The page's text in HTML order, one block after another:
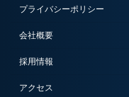
プライバシーポリシー
会社概要
採用情報
アクセス